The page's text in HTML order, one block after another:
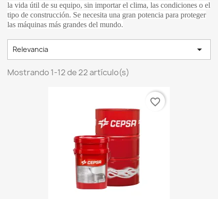
la vida útil de su equipo, sin importar el clima, las condiciones o el
tipo de construcción. Se necesita una gran potencia para proteger
las máquinas más grandes del mundo.
Relevancia 
Mostrando 1-12 de 22 artículo(s)
favorite_border